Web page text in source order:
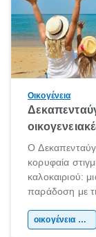
Οικογένεια
Ο
κορυφαία
καλοκαιριού:
παράδοση με
χώρας. Είτεοικογένεια & παιδί